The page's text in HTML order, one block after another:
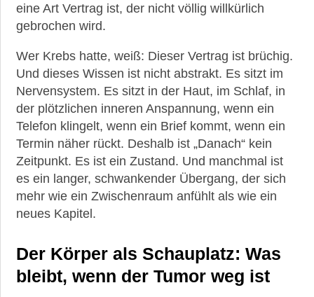
eine Art Vertrag ist, der nicht völlig willkürlich
gebrochen wird.
Wer Krebs hatte, weiß: Dieser Vertrag ist brüchig.
Und dieses Wissen ist nicht abstrakt. Es sitzt im
Nervensystem. Es sitzt in der Haut, im Schlaf, in
der plötzlichen inneren Anspannung, wenn ein
Telefon klingelt, wenn ein Brief kommt, wenn ein
Termin näher rückt. Deshalb ist „Danach“ kein
Zeitpunkt. Es ist ein Zustand. Und manchmal ist
es ein langer, schwankender Übergang, der sich
mehr wie ein Zwischenraum anfühlt als wie ein
neues Kapitel.
Der Körper als Schauplatz: Was
bleibt, wenn der Tumor weg ist